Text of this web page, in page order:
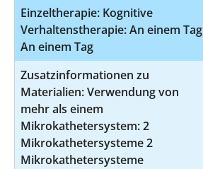
Einzeltherapie: Kognitive
Verhaltenstherapie: An einem Tag
An einem Tag
Zusatzinformationen zu
Materialien: Verwendung von
mehr als einem
Mikrokathetersystem: 2
Mikrokathetersysteme 2
Mikrokathetersysteme